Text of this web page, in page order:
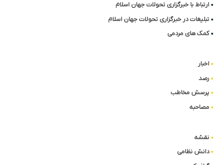
ارتباط با خبرگزاری تحولات جهان اسلام
تبلیغات در خبرگزاری تحولات جهان اسلام
کمک های مردمی
اخبار
رصد
پرسش مخاطب
مصاحبه
نقشه
دانش نظامی